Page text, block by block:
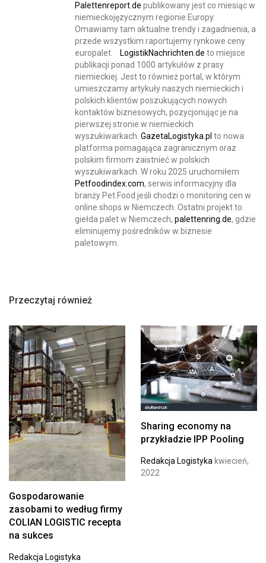
Palettenreport.de publikowany jest co miesiąc w
niemieckojęzycznym regionie Europy.
Omawiamy tam aktualne trendy i zagadnienia, a
przede wszystkim raportujemy rynkowe ceny
europalet.
LogistikNachrichten.de to miejsce
publikacji ponad 1000 artykułów z prasy
niemieckiej. Jest to również portal, w którym
umieszczamy artykuły naszych niemieckich i
polskich klientów poszukujących nowych
kontaktów biznesowych, pozycjonując je na
pierwszej stronie w niemieckich
wyszukiwarkach.GazetaLogistyka.pl to nowa
platforma pomagająca zagranicznym oraz
polskim firmom zaistnieć w polskich
wyszukiwarkach. W roku 2025 uruchomiłem
Petfoodindex.com, serwis informacyjny dla
branży Pet Food jeśli chodzi o monitoring cen w
online shops w Niemczech. Ostatni projekt to
giełda palet w Niemczech,palettenring.de, gdzie
eliminujemy pośredników w biznesie
paletowym.
Przeczytaj również
Gospodarowanie
zasobami to według firmy
COLIAN LOGISTIC recepta
na sukces
Redakcja Logistyka
Sharing economy na
przykładzie IPP Pooling
Redakcja Logistyka kwiecień,
2022